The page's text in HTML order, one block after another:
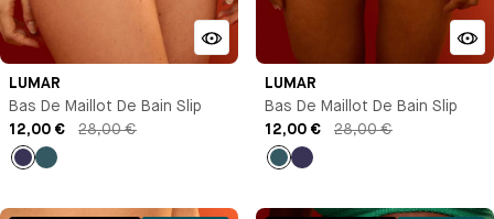
LUMAR
Bas De Maillot De Bain Slip
12,00 €
28,00 €
Bleu
LUMAR
Bas De Maillot De Bain Slip
12,00 €
28,00 €
Bleu